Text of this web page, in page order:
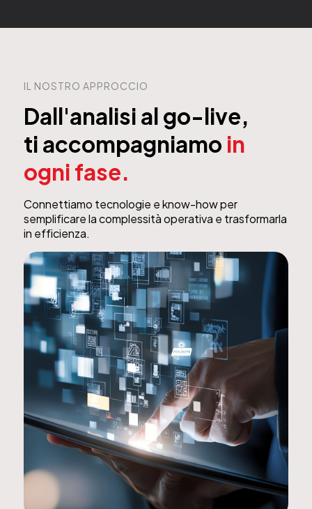
IL NOSTRO APPROCCIO
Dall'analisi al go-live,
ti accompagniamo in
ogni fase.
Connettiamo tecnologie e know-how per
semplificare la complessità operativa e trasformarla
in efficienza.